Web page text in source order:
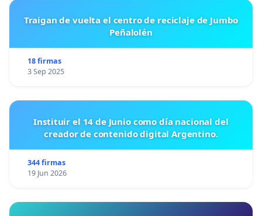
Traigan de vuelta el centro de reciclaje de Jumbo
Peñalolén
18 firmas
3 Sep 2025
Instituir el 14 de Junio como día nacional del
creador de contenido digital Argentino.
344 firmas
19 Jun 2026